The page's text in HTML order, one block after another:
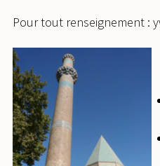
Pour tout renseignement :